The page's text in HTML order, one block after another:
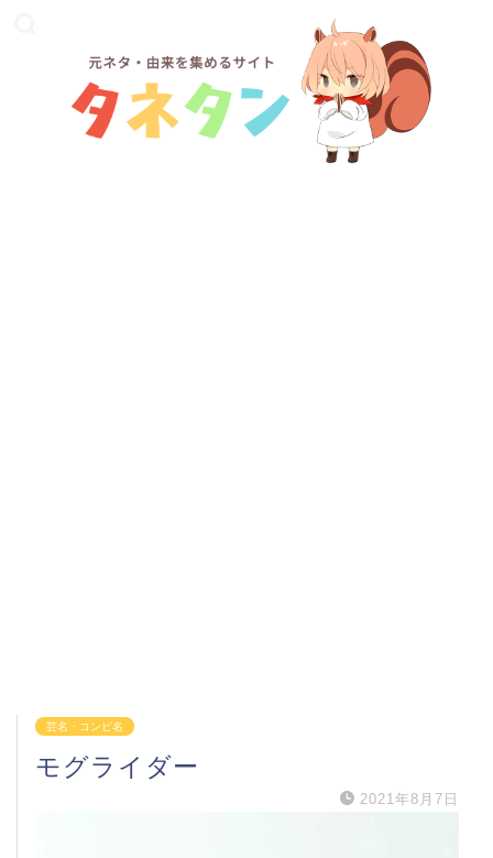
芸名・コンビ名
モグライダー
2021年8月7日